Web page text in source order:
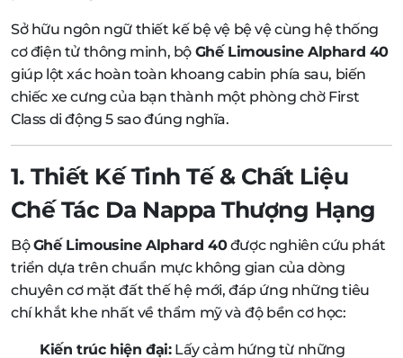
Sở hữu ngôn ngữ thiết kế bệ vệ bệ vệ cùng hệ thống
cơ điện tử thông minh, bộ Ghế Limousine Alphard 40
giúp lột xác hoàn toàn khoang cabin phía sau, biến
chiếc xe cưng của bạn thành một phòng chờ First
Class di động 5 sao đúng nghĩa.
1. Thiết Kế Tinh Tế & Chất Liệu
Chế Tác Da Nappa Thượng Hạng
BộGhế Limousine Alphard 40được nghiên cứu phát
triển dựa trên chuẩn mực không gian của dòng
chuyên cơ mặt đất thế hệ mới, đáp ứng những tiêu
chí khắt khe nhất về thẩm mỹ và độ bền cơ học:
Kiến trúc hiện đại:Lấy cảm hứng từ những